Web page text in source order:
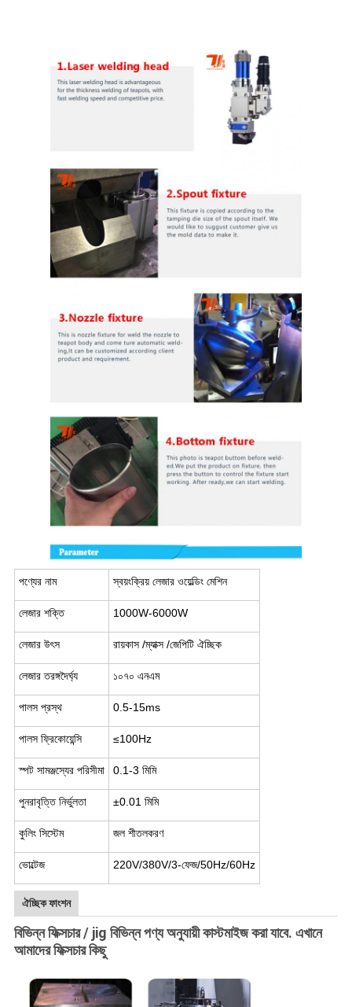
পণ্যের নাম স্বয়ংক্রিয় লেজার ওয়েল্ডিং মেশিন
লেজার শক্তি 1000W-6000W
লেজার উৎস রায়কাস /ম্যাক্স /জেপিটি ঐচ্ছিক
লেজার তরঙ্গদৈর্ঘ্য ১০৭০ এনএম
পালস প্রস্থ 0.5-15ms
পালস ফ্রিকোয়েন্সি ≤100Hz
স্পট সামঞ্জস্যের পরিসীমা 0.1-3 মিমি
পুনরাবৃত্তি নির্ভুলতা ±0.01 মিমি
কুলিং সিস্টেম জল শীতলকরণ
ভোল্টেজ 220V/380V/3-ফেজ/50Hz/60Hz
ঐচ্ছিক ফাংশন
বিভিন্ন ফিক্সচার / jig বিভিন্ন পণ্য অনুযায়ী কাস্টমাইজ করা যাবে. এখানে
আমাদের ফিক্সচার কিছু